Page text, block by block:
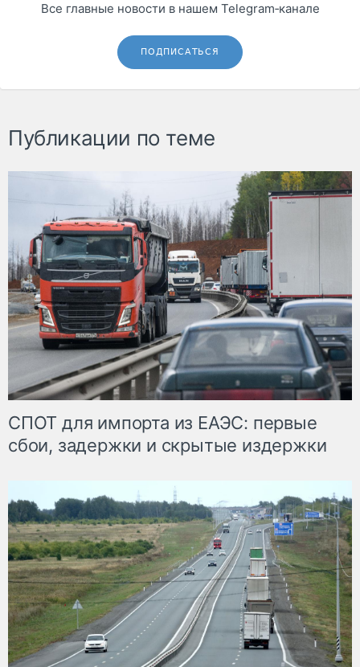
Все главные новости в нашем Telegram‑канале
ПОДПИСАТЬСЯ
Публикации по теме
СПОТ для импорта из ЕАЭС: первые
сбои, задержки и скрытые издержки